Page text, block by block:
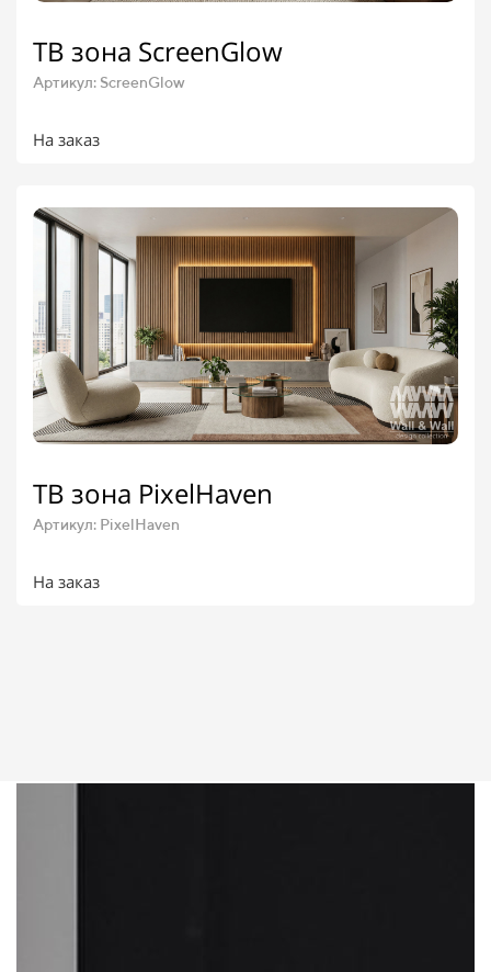
ТВ зона ScreenGlow
Артикул: ScreenGlow
На заказ
ТВ зона PixelHaven
Артикул: PixelHaven
На заказ